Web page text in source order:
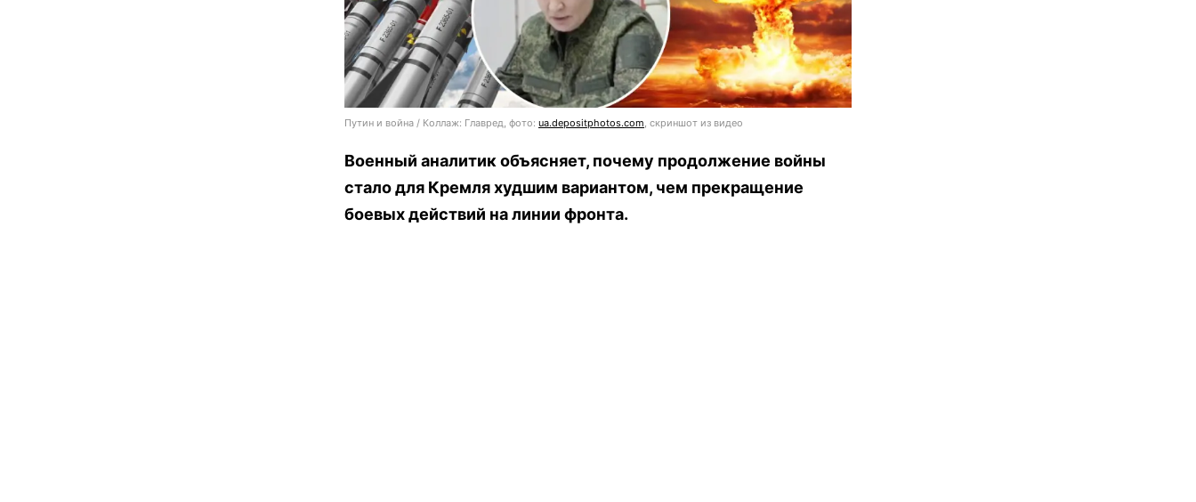
Путин и война / Коллаж: Главред, фото: ua.depositphotos.com, скриншот из видео
Военный аналитик объясняет, почему продолжение войны
стало для Кремля худшим вариантом, чем прекращение
боевых действий на линии фронта.